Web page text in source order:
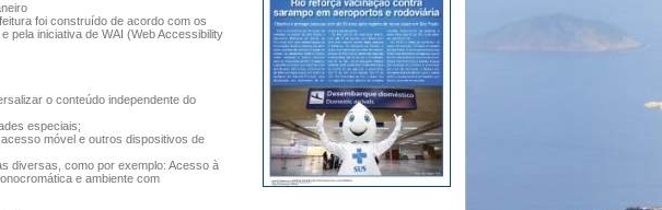
foi construído de acordo com os
pela iniciativa de WAI (Web Accessibility
o conteúdo independente do
especiais;
móvel e outros dispositivos de
diversas, como por exemplo: Acesso à
e ambiente com